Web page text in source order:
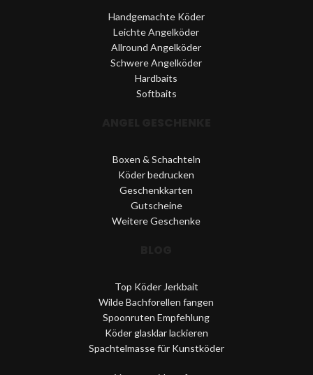
Handgemachte Köder
Leichte Angelköder
Allround Angelköder
Schwere Angelköder
Hardbaits
Softbaits
Boxen & Schachteln
Köder bedrucken
Geschenkkarten
Gutscheine
Weitere Geschenke
Top Köder Jerkbait
Wilde Bachforellen fangen
Spoonruten Empfehlung
Köder glasklar lackieren
Spachtelmasse für Kunstköder